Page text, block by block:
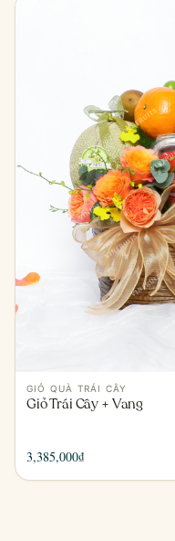
GIỎ QUÀ TRÁI CÂY
Giỏ Trái Cây + Vang
3,385,000₫